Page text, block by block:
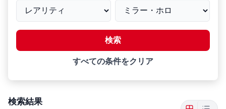
検索
すべての条件をクリア
検索結果